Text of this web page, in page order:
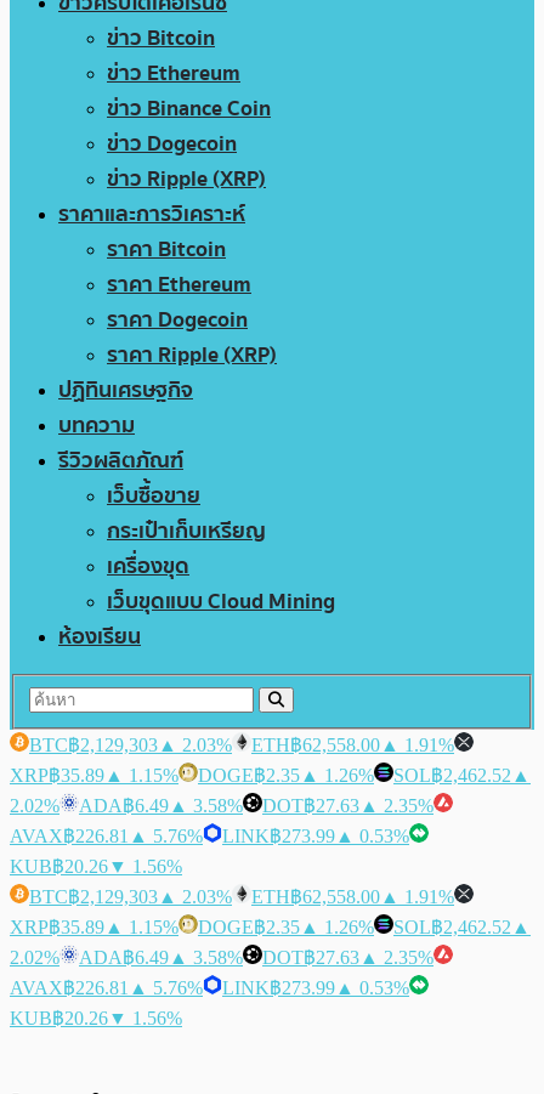
ข่าว Bitcoin
ข่าว Ethereum
ข่าว Binance Coin
ข่าว Dogecoin
ข่าว Ripple (XRP)
ราคาและการวิเคราะห์
ราคา Bitcoin
ราคา Ethereum
ราคา Dogecoin
ราคา Ripple (XRP)
ปฏิทินเศรษฐกิจ
บทความ
รีวิวผลิตภัณฑ์
เว็บซื้อขาย
กระเป๋าเก็บเหรียญ
เครื่องขุด
เว็บขุดแบบ Cloud Mining
ห้องเรียน
BTC฿2,129,303 ▲ 2.03% ETH฿62,558.00 ▲ 1.91%
XRP฿35.89 ▲ 1.15% DOGE฿2.35 ▲ 1.26% SOL฿2,462.52 ▲
2.02%
ADA฿6.49 ▲ 3.58% DOT฿27.63 ▲ 2.35%
AVAX฿226.81 ▲ 5.76% LINK฿273.99 ▲ 0.53%
KUB฿20.26▼ 1.56%
BTC฿2,129,303 ▲ 2.03% ETH฿62,558.00 ▲ 1.91%
XRP฿35.89 ▲ 1.15% DOGE฿2.35 ▲ 1.26% SOL฿2,462.52 ▲
2.02%
ADA฿6.49 ▲ 3.58% DOT฿27.63 ▲ 2.35%
AVAX฿226.81 ▲ 5.76% LINK฿273.99 ▲ 0.53%
KUB฿20.26▼ 1.56%